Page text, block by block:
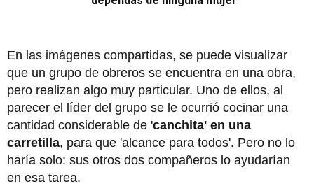
En las imágenes compartidas, se puede visualizar
que un grupo de obreros se encuentra en una obra,
pero realizan algo muy particular. Uno de ellos, al
parecer el líder del grupo se le ocurrió cocinar una
cantidad considerable de 'canchita' en una
carretilla, para que 'alcance para todos'. Pero no lo
haría solo: sus otros dos compañeros lo ayudarían
en esa tarea.